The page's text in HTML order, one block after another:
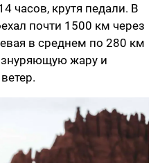
часов, крутя педали. В
почти 1500 км через
в среднем по 280 км
жару и